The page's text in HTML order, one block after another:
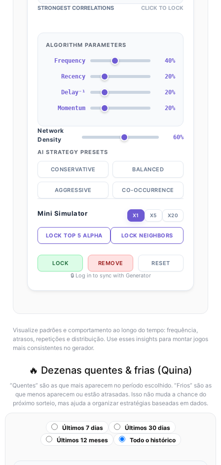
STRONGEST CORRELATIONS CLICK TO LOCK
ALGORITHM PARAMETERS
Frequency 40%
Recency 20%
Delay⁻¹ 20%
Momentum 20%
Network
Density
60%
AI STRATEGY PRESETS
CONSERVATIVE BALANCED
AGGRESSIVE CO-OCCURRENCE
Mini Simulator X1 X5 X20
LOCK TOP 5 ALPHA LOCK NEIGHBORS
LOCK REMOVE
RESET
🔒 Log in to sync with Generator
Visualize padrões e comportamento ao longo do tempo: frequência,
atrasos, repetições e distribuição. Use esses insights para montar jogos
mais consistentes no gerador.
🔥 Dezenas quentes & frias (Quina)
“Quentes” são as que mais aparecem no período escolhido. “Frios” são as
que menos aparecem ou estão atrasadas. Isso não muda a chance do
próximo sorteio, mas ajuda a organizar estratégias baseadas em dados.
Últimos 7 dias
Últimos 30 dias
Últimos 12 meses
Todo o histórico